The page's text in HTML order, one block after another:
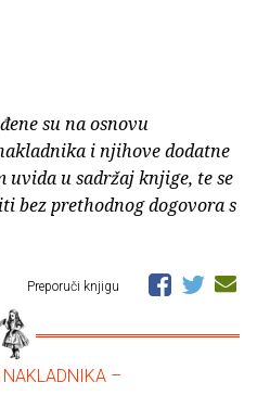
su na osnovu
i njihove dodatne
uvida u sadržaj knjige, te se
bez prethodnog dogovora s
Preporuči knjigu
–